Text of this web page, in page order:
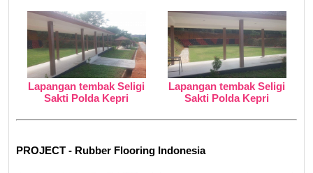
Lapangan tembak Seligi
Sakti Polda Kepri
Lapangan tembak Seligi
Sakti Polda Kepri
PROJECT - Rubber Flooring Indonesia